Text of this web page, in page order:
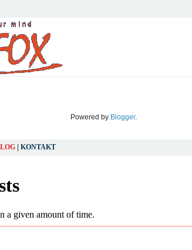
KONTAKT
Powered by Blogger.